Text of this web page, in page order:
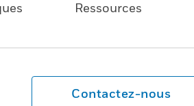
Ressources
Contactez-nous